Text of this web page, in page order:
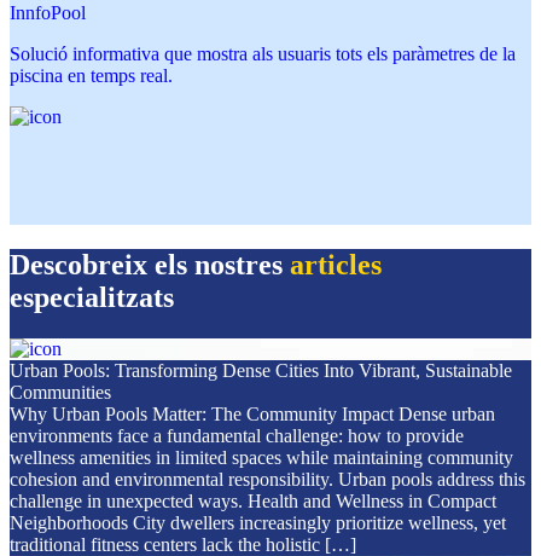
InnfoPool
Solució informativa que mostra als usuaris tots els paràmetres de la
piscina en temps real.
Descobreix els nostres articles
especialitzats
Urban Pools: Transforming Dense Cities Into Vibrant, Sustainable
Communities
Why Urban Pools Matter: The Community Impact Dense urban
environments face a fundamental challenge: how to provide
wellness amenities in limited spaces while maintaining community
cohesion and environmental responsibility. Urban pools address this
challenge in unexpected ways. Health and Wellness in Compact
Neighborhoods City dwellers increasingly prioritize wellness, yet
traditional fitness centers lack the holistic […]